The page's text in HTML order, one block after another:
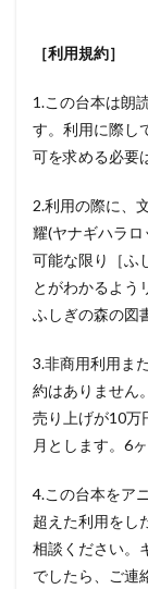
［利用規約］
1.この台本は朗
す。利用に際し
可を求める必要
2.利用の際に、
耀(ヤナギハラロ
可能な限り［ふ
とがわかるよう
ふしぎの森の図
3.非商用利用ま
約はありません
売り上げが10万
月とします。6
4.この台本をア
超えた利用をし
相談ください。
でしたら、ご連